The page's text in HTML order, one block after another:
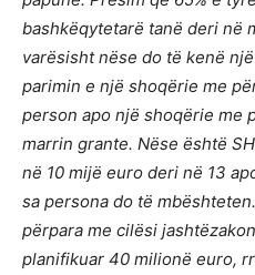
bashkëqytetarë tanë deri në
varësisht nëse do të kenë
parimin e një shoqërie me
person apo një shoqërie me
marrin grante. Nëse është
në 10 mijë euro deri në 13
sa persona do të mbështeten.
përpara me cilësi
planifikuar 40 milionë euro,